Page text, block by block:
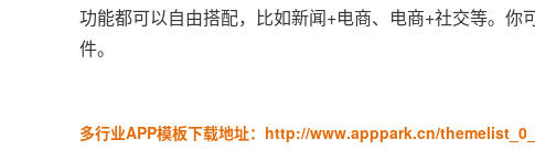
功能都可以自由搭配，比如新闻+电商、电商+社交等。
件。
多行业APP模板下载地址： http://www.apppark.cn/